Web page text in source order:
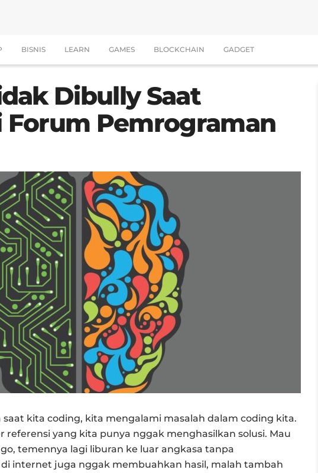
BISNIS LEARN GAMES BLOCKCHAIN GADGET
Dibully Saat
Forum Pemrograman
kita coding, kita mengalami masalah dalam coding kita.
yang kita punya nggak menghasilkan solusi. Mau
temennya lagi liburan ke luar angkasa tanpa
internet juga nggak membuahkan hasil, malah tambah